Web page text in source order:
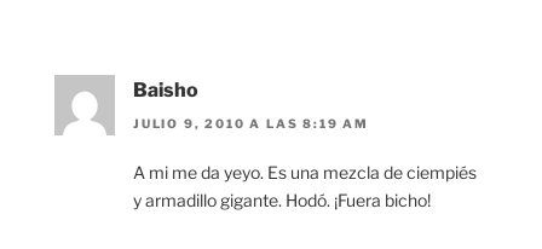
Baisho
JULIO 9, 2010 A LAS 8:19 AM
A mi me da yeyo. Es una mezcla de ciempiés
y armadillo gigante. Hodó. ¡Fuera bicho!